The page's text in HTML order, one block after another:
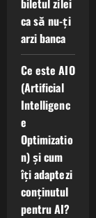
biletul zilei
ca să nu-ți
arzi banca
Ce este AIO
(Artificial
Intelligenc
e
Optimizatio
n) și cum
îți adaptezi
conținutul
pentru AI?